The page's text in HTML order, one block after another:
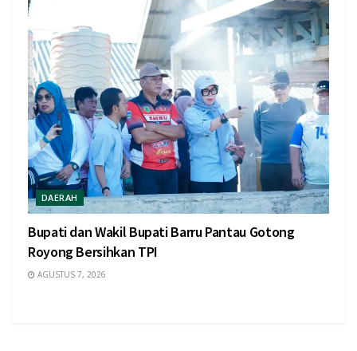
DAERAH
Bupati dan Wakil Bupati Barru Pantau Gotong
Royong Bersihkan TPI
AGUSTUS 7, 2026